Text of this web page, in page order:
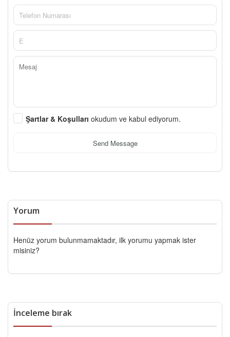
Şartlar & Koşulları okudum ve kabul ediyorum.
Send Message
Yorum
Henüz yorum bulunmamaktadır, ilk yorumu yapmak ister
misiniz?
İnceleme bırak